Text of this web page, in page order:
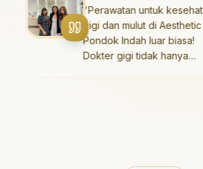
sehingga nyaman untuk
direkomendasikan untuk
"
Perawatan untuk kesehatan
gigi dan mulut di Aesthetic
Pondok Indah luar biasa!
Dokter gigi tidak hanya